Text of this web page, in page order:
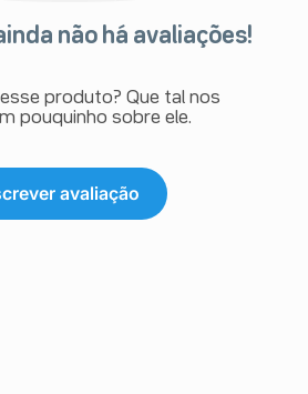
não há avaliações!
produto? Que tal nos
pouquinho sobre ele.
avaliação